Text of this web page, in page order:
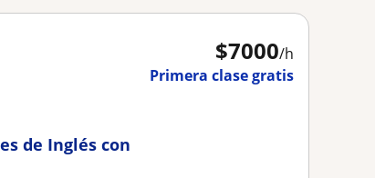
$7000/h
Primera clase gratis
de Inglés con